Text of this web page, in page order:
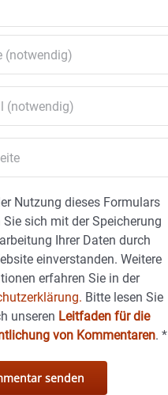
Nutzung dieses Formulars
Sie sich mit der Speicherung
Ihrer Daten durch
einverstanden. Weitere
erfahren Sie in der
Bitte lesen Sie
unseren Leitfaden für die
von Kommentaren.*